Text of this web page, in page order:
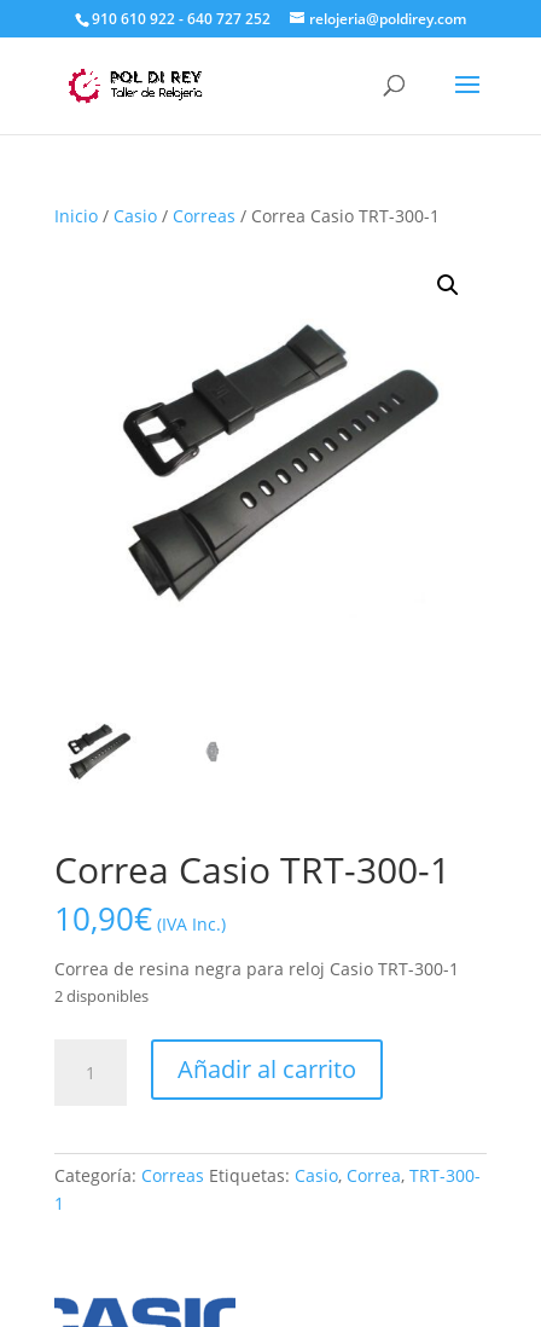
910 610 922 - 640 727 252 relojeria@poldirey.com
Inicio/ Casio/ Correas / Correa Casio TRT-300-1
Correa Casio TRT-300-1
10,90€ (IVA Inc.)
Correa de resina negra para reloj Casio TRT-300-1
2 disponibles
Casio
cantidad
Añadir al carrito
Categoría: Correas Etiquetas: Casio, Correa, TRT-300-
1